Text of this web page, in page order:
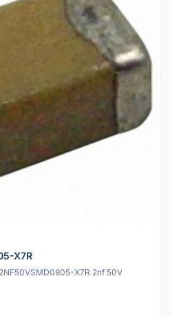
X7R
X7R 2nf 50V